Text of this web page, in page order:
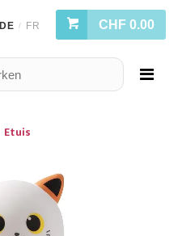
DE / FR CHF 0.00
Etuis